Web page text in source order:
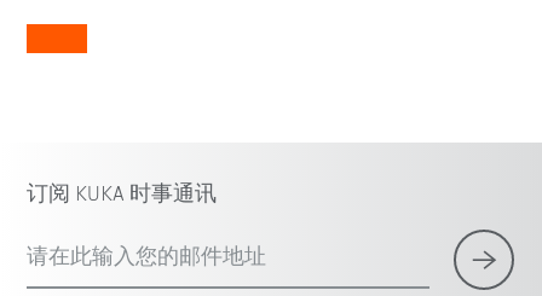
订阅 KUKA 时事通讯
请在此输入您的邮件地址